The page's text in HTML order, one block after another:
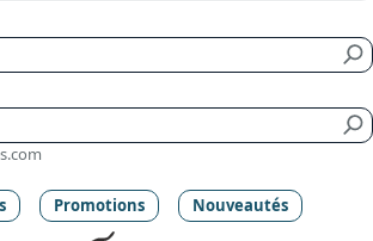
Promotions Nouveautés